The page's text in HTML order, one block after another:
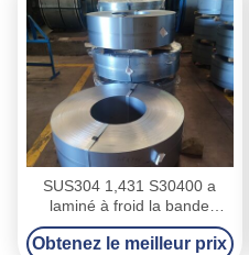
SUS304 1,431 S30400 a
laminé à froid la bande
d'acier inoxydable largeur de
10mm - de 650mm
Obtenez le meilleur prix